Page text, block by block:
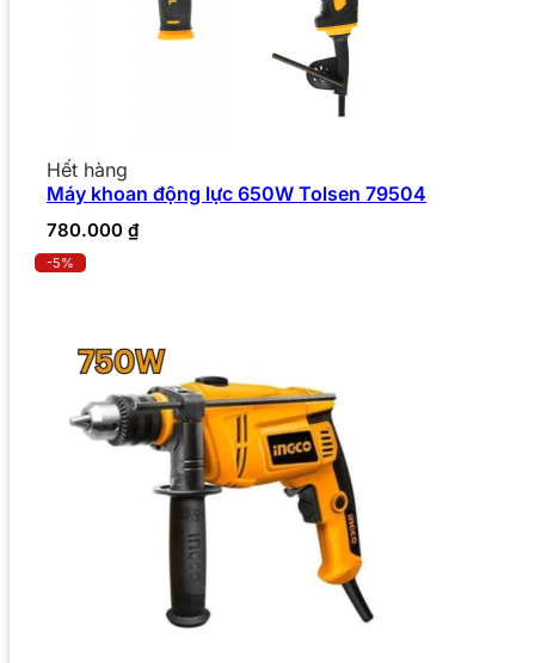
Hết hàng
Máy khoan động lực 650W Tolsen 79504
780.000 ₫
-5%